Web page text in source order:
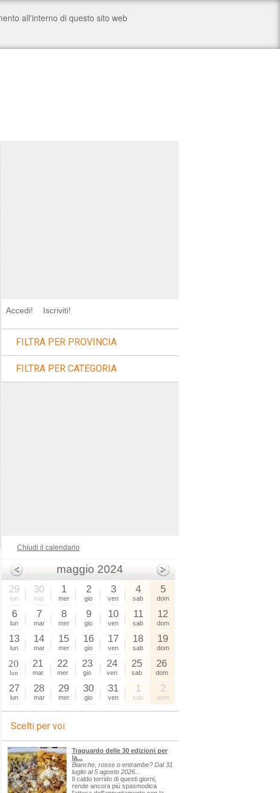
Accedi! Iscriviti!
FILTRA PER PROVINCIA
FILTRA PER CATEGORIA
Chiudi il calendario
maggio 2024
29
lun
30
mar
1
mer
2
gio
3
ven
4
sab
5
dom
6
lun
7
mar
8
mer
9
gio
10
ven
11
sab
12
dom
13
lun
14
mar
15
mer
16
gio
17
ven
18
sab
19
dom
20
lun
21
mar
22
mer
23
gio
24
ven
25
sab
26
dom
27
lun
28
mar
29
mer
30
gio
31
ven
1
sab
2
dom
Scelti per voi
Traguardo delle 30 edizioni per
la...
Bianche, rosse o entrambe? Dal 31
luglio al 5 agosto 2026...
Il caldo torrido di questi giorni,
rende ancora più spasmodica